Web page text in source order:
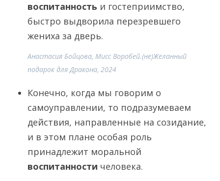
воспитанность и гостеприимство,
быстро выдворила перезревшего
жениха за дверь.
Анастасия Бойцова, Мисс Воробей.(не)Желанный
подарок для Дракона, 2024
Конечно, когда мы говорим о
самоуправлении, то подразумеваем
действия, направленные на созидание,
и в этом плане особая роль
принадлежит моральной
воспитанности человека.